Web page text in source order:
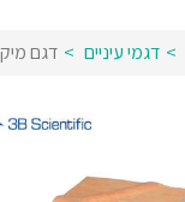
דגמי עיניים דגם